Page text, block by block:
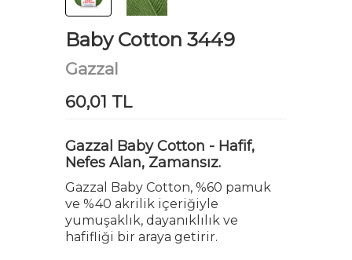
Baby Cotton 3449
Gazzal
60,01 TL
Gazzal Baby Cotton - Hafif,
Nefes Alan, Zamansız.
Gazzal Baby Cotton, %60 pamuk
ve %40 akrilik içeriğiyle
yumuşaklık, dayanıklılık ve
hafifliği bir araya getirir.